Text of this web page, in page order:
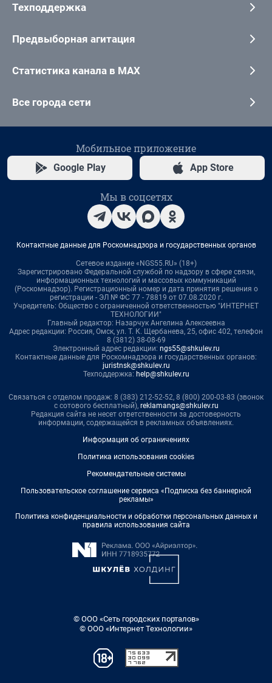
Техподдержка
Предвыборная агитация
Статистика канала в MAX
Все города сети
Мобильное приложение
Google Play App Store
Мы в соцсетях
Контактные данные для Роскомнадзора и государственных органов
Сетевое издание «NGS55.RU» (18+)
Зарегистрировано Федеральной службой по надзору в сфере связи,
информационных технологий и массовых коммуникаций
(Роскомнадзор). Регистрационный номер и дата принятия решения о
регистрации - ЭЛ № ФС 77 - 78819 от 07.08.2020 г.
Учредитель: Общество с ограниченной ответственностью "ИНТЕРНЕТ
ТЕХНОЛОГИИ"
Главный редактор: Назарчук Ангелина Алексеевна
Адрес редакции: Россия, Омск, ул. Т. К. Щербанева, 25, офис 402, телефон
8 (3812) 38-08-69
Электронный адрес редакции: ngs55@shkulev.ru
Контактные данные для Роскомнадзора и государственных органов:
juristnsk@shkulev.ru
Техподдержка: help@shkulev.ru
Связаться с отделом продаж: 8 (383) 212-52-52, 8 (800) 200-03-83 (звонок
с сотового бесплатный), reklamangs@shkulev.ru
Редакция сайта не несет ответственности за достоверность
информации, содержащейся в рекламных объявлениях.
Информация об ограничениях
Политика использования cookies
Рекомендательные системы
Пользовательское соглашение сервиса «Подписка без баннерной
рекламы»
Политика конфиденциальности и обработки персональных данных и
правила использования сайта
© ООО «Сеть городских порталов»
© ООО «Интернет Технологии»